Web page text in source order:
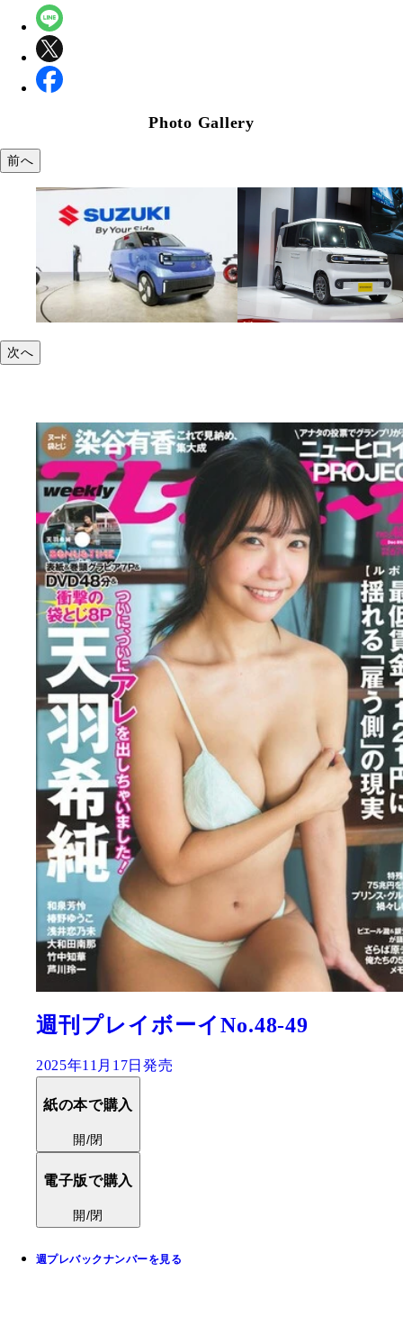
Photo Gallery
前へ
次へ
週刊プレイボーイNo.48-49
2025年11月17日発売
紙の本で購入
開/閉
電子版で購入
開/閉
週プレバックナンバーを見る